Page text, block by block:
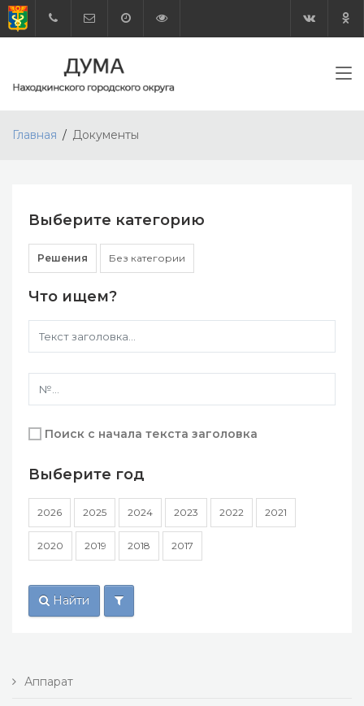
Главная Документы
Выберите категорию
Решения Без категории
Что ищем?
Поиск с начала текста заголовка
Выберите год
2026 2025 2024 2023 2022 2021
2020 2019 2018 2017
Найти
Аппарат